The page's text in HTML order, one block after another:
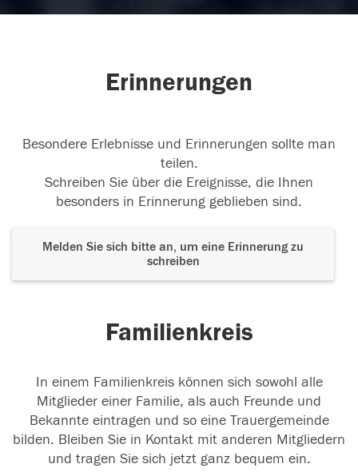
Erinnerungen
Besondere Erlebnisse und Erinnerungen sollte man
teilen.
Schreiben Sie über die Ereignisse, die Ihnen
besonders in Erinnerung geblieben sind.
Melden Sie sich bitte an, um eine Erinnerung zu
schreiben
Familienkreis
In einem Familienkreis können sich sowohl alle
Mitglieder einer Familie, als auch Freunde und
Bekannte eintragen und so eine Trauergemeinde
bilden. Bleiben Sie in Kontakt mit anderen Mitgliedern
und tragen Sie sich jetzt ganz bequem ein.